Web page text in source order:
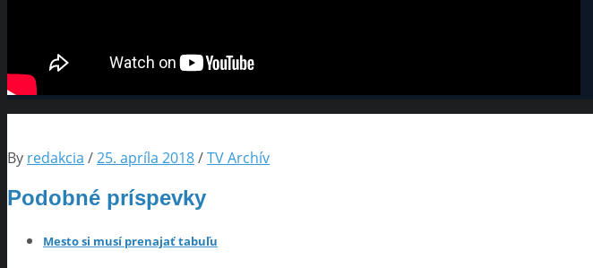
By redakcia /25. apríla 2018/TV Archív
Podobné príspevky
Mesto si musí prenajať tabuľu